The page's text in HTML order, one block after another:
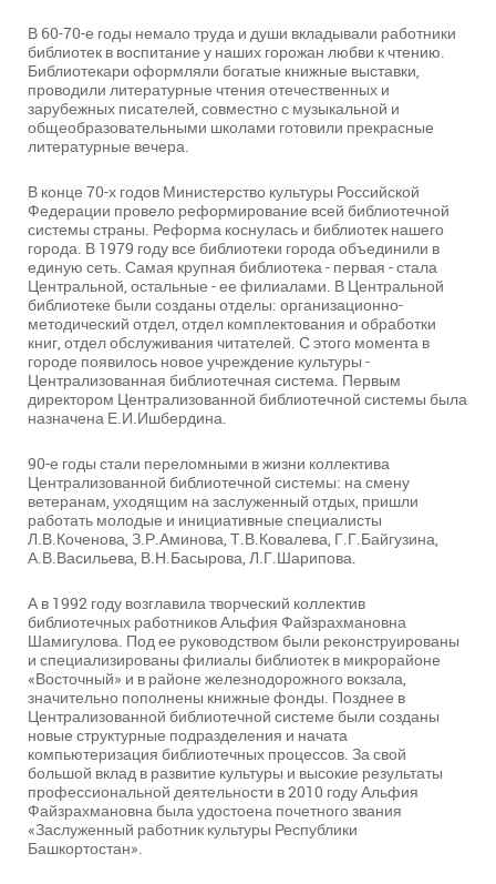
В 60-70-е годы немало труда и души вкладывали работники
библиотек в воспитание у наших горожан любви к чтению.
Библиотекари оформляли богатые книжные выставки,
проводили литературные чтения отечественных и
зарубежных писателей, совместно с музыкальной и
общеобразовательными школами готовили прекрасные
литературные вечера.
В конце 70-х годов Министерство культуры Российской
Федерации провело реформирование всей библиотечной
системы страны. Реформа коснулась и библиотек нашего
города. В 1979 году все библиотеки города объединили в
единую сеть. Самая крупная библиотека - первая - стала
Центральной, остальные - ее филиалами. В Центральной
библиотеке были созданы отделы: организационно-
методический отдел, отдел комплектования и обработки
книг, отдел обслуживания читателей. С этого момента в
городе появилось новое учреждение культуры -
Централизованная библиотечная система. Первым
директором Централизованной библиотечной системы была
назначена Е.И.Ишбердина.
90-е годы стали переломными в жизни коллектива
Централизованной библиотечной системы: на смену
ветеранам, уходящим на заслуженный отдых, пришли
работать молодые и инициативные специалисты
Л.В.Коченова, З.Р.Аминова, Т.В.Ковалева, Г.Г.Байгузина,
А.В.Васильева, В.Н.Басырова, Л.Г.Шарипова.
А в 1992 году возглавила творческий коллектив
библиотечных работников Альфия Файзрахмановна
Шамигулова. Под ее руководством были реконструированы
и специализированы филиалы библиотек в микрорайоне
«Восточный» и в районе железнодорожного вокзала,
значительно пополнены книжные фонды. Позднее в
Централизованной библиотечной системе были созданы
новые структурные подразделения и начата
компьютеризация библиотечных процессов. За свой
большой вклад в развитие культуры и высокие результаты
профессиональной деятельности в 2010 году Альфия
Файзрахмановна была удостоена почетного звания
«Заслуженный работник культуры Республики
Башкортостан».